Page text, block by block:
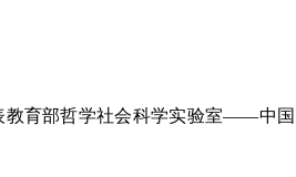
育部哲学社会科学实验室——中国